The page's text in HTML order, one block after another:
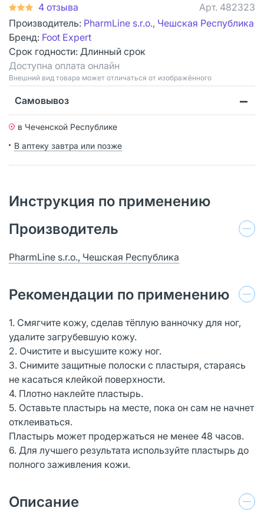
4 отзыва Арт. 482323
Производитель: PharmLine s.r.o., Чешская Республика
Бренд: Foot Expert
Срок годности: Длинный срок
Доступна оплата онлайн
Bнешний вид товара может отличаться от изображённого
Самовывоз
в Чеченской Республике
В аптеку завтра или позже
Инструкция по применению
Производитель
PharmLine s.r.o., Чешская Республика
Рекомендации по применению
1. Смягчите кожу, сделав тёплую ванночку для ног,
удалите загрубевшую кожу.
2. Очистите и высушите кожу ног.
3. Снимите защитные полоски с пластыря, стараясь
не касаться клейкой поверхности.
4. Плотно наклейте пластырь.
5. Оставьте пластырь на месте, пока он сам не начнет
отклеиваться.
Пластырь может продержаться не менее 48 часов.
6. Для лучшего результата используйте пластырь до
полного заживления кожи.
Описание